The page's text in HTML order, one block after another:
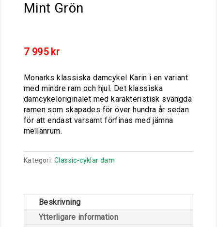
Mint Grön
7 995 kr
Monarks klassiska damcykel Karin i en variant
med mindre ram och hjul. Det klassiska
damcykeloriginalet med karakteristisk svängda
ramen som skapades för över hundra år sedan
för att endast varsamt förfinas med jämna
mellanrum.
Kategori:Classic-cyklar dam
Beskrivning
Ytterligare information